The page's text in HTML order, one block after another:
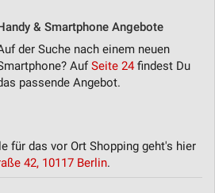
& Smartphone Angebote
der Suche nach einem neuen
AufSeite 24 findest Du
passende Angebot.
für das vor Ort Shopping geht's hier
42, 10117 Berlin.